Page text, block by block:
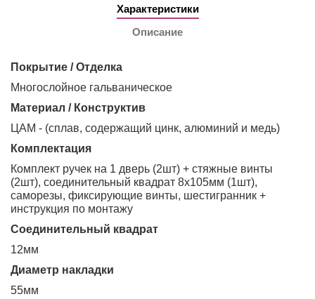
Характеристики
Описание
Покрытие / Отделка
Многослойное гальваническое
Материал / Конструктив
ЦАМ - (сплав, содержащий цинк, алюминий и медь)
Комплектация
Комплект ручек на 1 дверь (2шт) + стяжные винты
(2шт), соединительный квадрат 8х105мм (1шт),
саморезы, фиксирующие винты, шестигранник +
инструкция по монтажу
Соединительный квадрат
12мм
Диаметр накладки
55мм